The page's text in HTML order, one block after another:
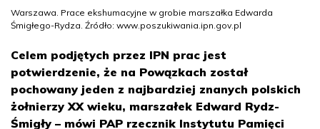
Warszawa. Prace ekshumacyjne w grobie marszałka Edwarda
Śmigłego-Rydza. Źródło: www.poszukiwania.ipn.gov.pl
Celem podjętych przez IPN prac jest
potwierdzenie, że na Powązkach został
pochowany jeden z najbardziej znanych polskich
żołnierzy XX wieku, marszałek Edward Rydz-
Śmigły – mówi PAP rzecznik Instytutu Pamięci